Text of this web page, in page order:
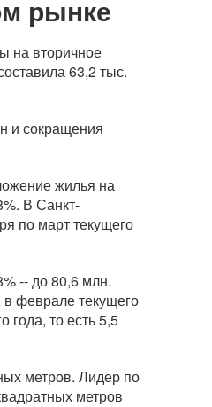
рынке
на вторичное
63,2 тыс.
и сокращения
жилья на
В Санкт-
по март текущего
-- до 80,6 млн.
в феврале текущего
то есть 5,5
метров. Лидер по
метров